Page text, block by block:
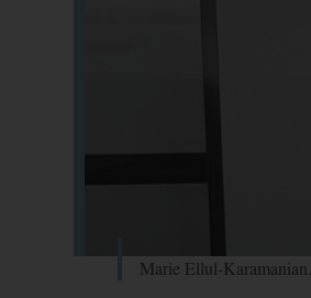
Marie Ellul-Karamanian.